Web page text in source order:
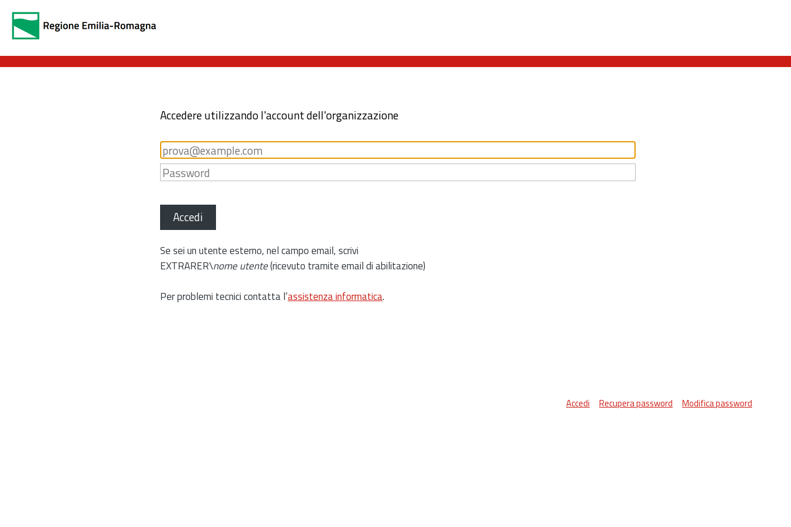
Accedere utilizzando l'account dell'organizzazione
Accedi
Se sei un utente esterno, nel campo email, scrivi
EXTRARER\nome utente(ricevuto tramite email di abilitazione)
Per problemi tecnici contatta l’assistenza informatica.
Accedi Recupera password Modifica password